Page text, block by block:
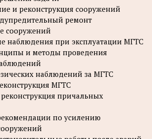
и реконструкция сооружений
ремонт
сооружений
наблюдения при эксплуатации МГТС
и методы проведения
наблюдений за МГТС
МГТС
причальных
по усилению